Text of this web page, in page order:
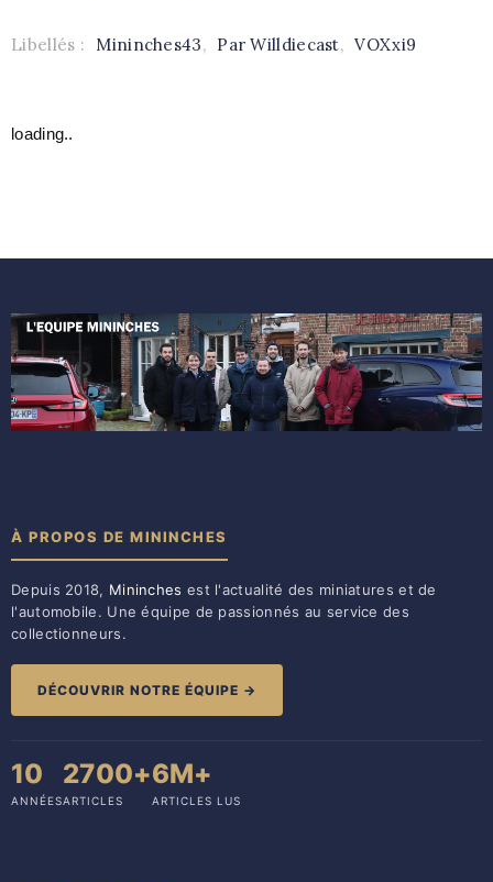
Libellés : Mininches43, Par Willdiecast, VOXxi9
loading..
À PROPOS DE MININCHES
Depuis 2018, Mininches est l'actualité des miniatures et de
l'automobile. Une équipe de passionnés au service des
collectionneurs.
DÉCOUVRIR NOTRE ÉQUIPE →
10
ANNÉES
2700+
ARTICLES
6M+
ARTICLES LUS